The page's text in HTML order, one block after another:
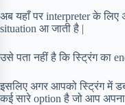
अब यहाँ पर interpreter के लिए
situation आ जाती है |
उसे पता नहीं है कि स्ट्रिंग का
इसलिए अगर आपको स्ट्रिंग में
कई सारे option है जो आप